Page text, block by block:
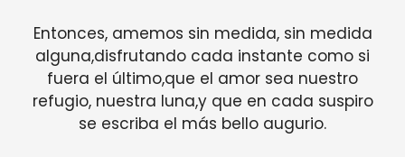
Entonces, amemos sin medida, sin medida
alguna,disfrutando cada instante como si
fuera el último,que el amor sea nuestro
refugio, nuestra luna,y que en cada suspiro
se escriba el más bello augurio.